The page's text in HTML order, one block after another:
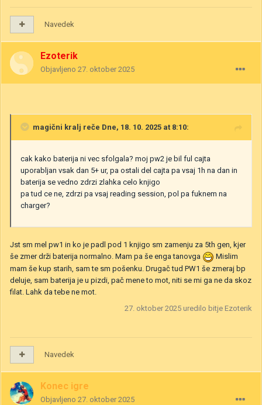
Navedek
Ezoterik
Objavljeno 27. oktober 2025
magični kralj reče Dne, 18. 10. 2025 at 8:10:
cak kako baterija ni vec sfolgala? moj pw2 je bil ful cajta
uporabljan vsak dan 5+ ur, pa ostali del cajta pa vsaj 1h na dan in
baterija se vedno zdrzi zlahka celo knjigo
pa tud ce ne, zdrzi pa vsaj reading session, pol pa fuknem na
charger?
Jst sm mel pw1 in ko je padl pod 1 knjigo sm zamenju za 5th gen, kjer
še zmer drži baterija normalno. Mam pa še enga tanovga
Mislim
mam še kup starih, sam te sm pošenku. Drugač tud PW1 še zmeraj bp
deluje, sam baterija je u pizdi, pač mene to mot, niti se mi ga ne da skoz
filat. Lahk da tebe ne mot.
27. oktober 2025 uredilo bitje Ezoterik
Navedek
Konec igre
Objavljeno 27. oktober 2025